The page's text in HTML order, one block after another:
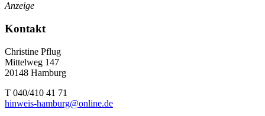
Anzeige
Kontakt
Christine Pflug
Mittelweg 147
20148 Hamburg
T 040/410 41 71
hinweis-hamburg@online.de